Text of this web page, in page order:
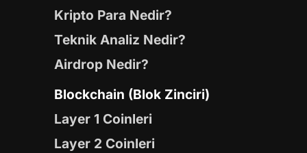
Kripto Para Nedir?
Teknik Analiz Nedir?
Airdrop Nedir?
Blockchain (Blok Zinciri)
Layer 1 Coinleri
Layer 2 Coinleri